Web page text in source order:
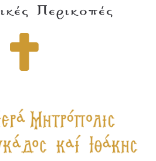
Περικοπές